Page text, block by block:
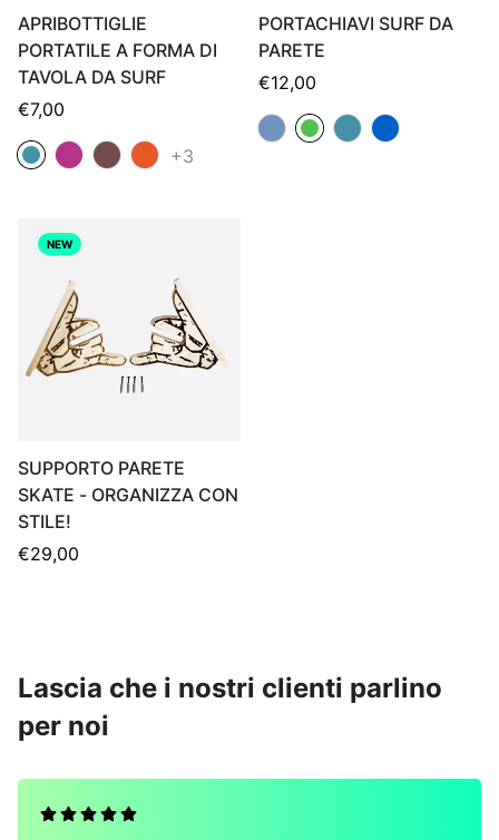
APRIBOTTIGLIE
PORTATILE A FORMA DI
TAVOLA DA SURF
Prezzo
€7,00
+3
PORTACHIAVI SURF DA
PARETE
Prezzo
€12,00
NEW
SUPPORTO PARETE
SKATE - ORGANIZZA CON
STILE!
Prezzo
€29,00
Lascia che i nostri clienti parlino
per noi